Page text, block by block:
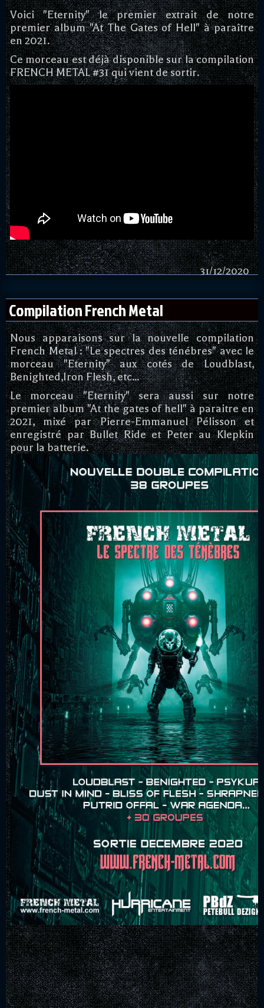
Voici "Eternity" le premier extrait de notre
premier album "At The Gates of Hell" à paraître
en 2021.
Ce morceau est déjà disponible sur la compilation
FRENCH METAL #31 qui vient de sortir.
31/12/2020
Compilation French Metal
Nous apparaisons sur la nouvelle compilation
French Metal: "Le spectres des ténébres" avec le
morceau "Eternity" aux cotés de Loudblast,
Benighted,Iron Flesh, etc...
Le morceau "Eternity"sera aussi sur notre
premier album "At the gates of hell" à paraitre en
2021, mixé par Pierre-Emmanuel Pélisson et
enregistré par Bullet Ride et Peter au Klepkin
pour la batterie.